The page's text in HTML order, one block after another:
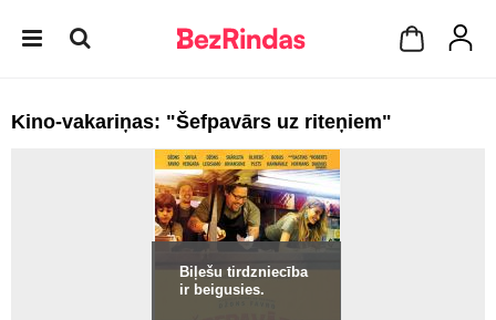
Kino-vakariņas: "Šefpavārs uz riteņiem"
Biļešu tirdzniecība
ir beigusies.